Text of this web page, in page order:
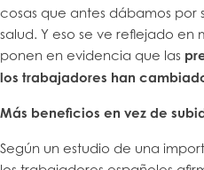
cosas que antes dábamos por
salud. Y eso se ve reflejado en
ponen en evidencia que las
los trabajadores han
Más beneficios en vez de
Según un estudio de una